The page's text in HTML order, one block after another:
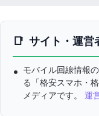
サイト・運営
モバイル回線情報の
る「格安スマホ・
メディアです。 運